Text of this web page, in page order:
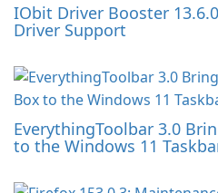
IObit Driver Booster
Driver Support
EverythingToolbar 3.0
to the Windows 11